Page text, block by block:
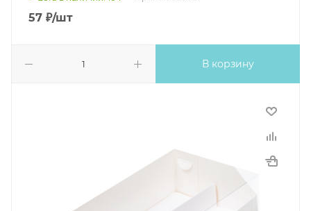
57 ₽/шт
В корзину